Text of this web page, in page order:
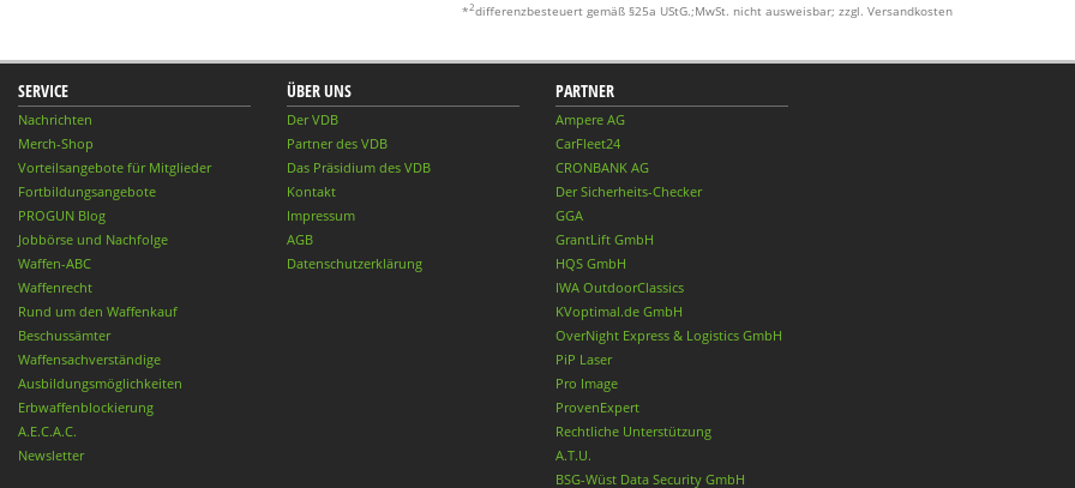
*2differenzbesteuert gemäß §25a UStG.;MwSt. nicht ausweisbar; zzgl. Versandkosten
SERVICE
Nachrichten
Merch-Shop
Vorteilsangebote für Mitglieder
Fortbildungsangebote
PROGUN Blog
Jobbörse und Nachfolge
Waffen-ABC
Waffenrecht
Rund um den Waffenkauf
Beschussämter
Waffensachverständige
Ausbildungsmöglichkeiten
Erbwaffenblockierung
A.E.C.A.C.
Newsletter
ÜBER UNS
Der VDB
Partner des VDB
Das Präsidium des VDB
Kontakt
Impressum
AGB
Datenschutzerklärung
PARTNER
Ampere AG
CarFleet24
CRONBANK AG
Der Sicherheits-Checker
GGA
GrantLift GmbH
HQS GmbH
IWA OutdoorClassics
KVoptimal.de GmbH
OverNight Express & Logistics GmbH
PiP Laser
Pro Image
ProvenExpert
Rechtliche Unterstützung
A.T.U.
BSG-Wüst Data Security GmbH